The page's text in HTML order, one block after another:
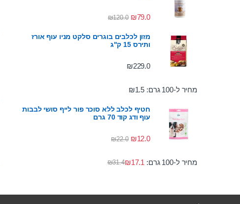
₪79.0
₪120.0
מזון לכלבים בוגרים סלקט מניו עוף אורז
ותירס 15 ק"ג
₪229.0
מחיר ל-100 גרם: ₪1.5
חטיף לכלב ללא סוכר פור לייף סושי לבבות
עוף ודג קוד 70 גרם
₪12.0
₪22.0
מחיר ל-100 גרם: ₪31.4₪17.1